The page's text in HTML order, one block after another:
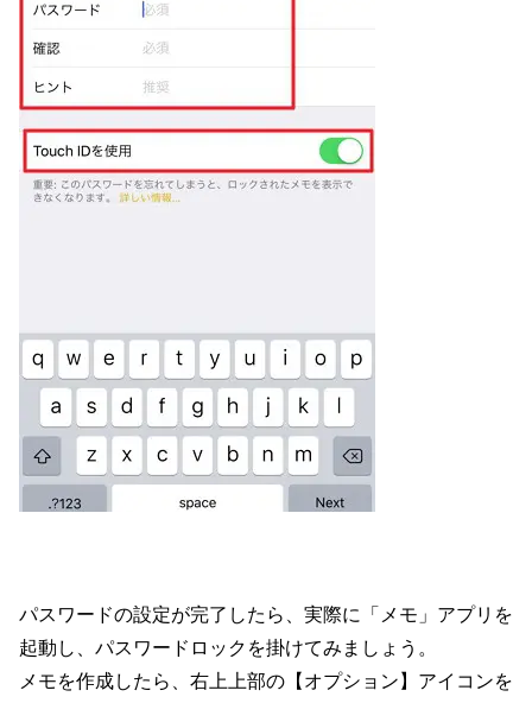
パスワードの設定が完了したら、実際に「メモ」アプリを
起動し、パスワードロックを掛けてみましょう。
メモを作成したら、右上上部の【オプション】アイコンを